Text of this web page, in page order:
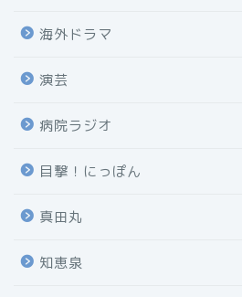
海外ドラマ
演芸
病院ラジオ
目撃！にっぽん
真田丸
知恵泉